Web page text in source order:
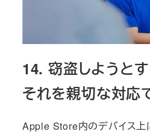
14. 窃盗しようと
それを親切な対応
Apple Store内のデバイス上